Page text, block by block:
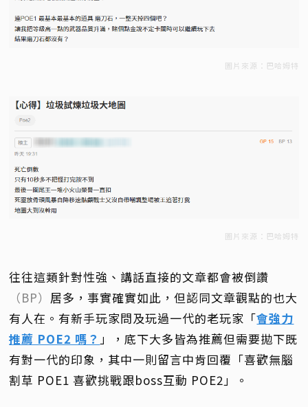
圖片來源：巴哈姆特
圖片來源：巴哈姆特
往往這類針對性強、講話直接的文章都會被倒讚
（BP） 居多，事實確實如此，但認同文章觀點的也大
有人在。有新手玩家問及玩過一代的老玩家「會強力
推薦 POE2 嗎？ 」，底下大多皆為推薦但需要拋下既
有對一代的印象，其中一則留言中肯回覆「喜歡無腦
割草 POE1 喜歡挑戰跟boss互動 POE2」。